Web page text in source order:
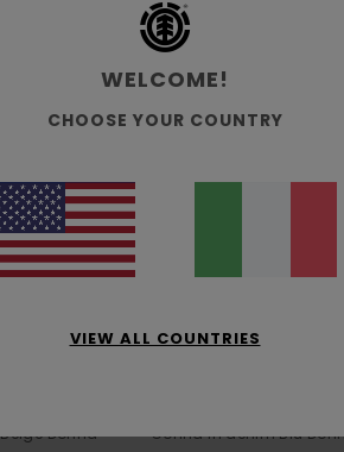
Donna Gonna in denim Blu
WELCOME!
CHOOSE YOUR COUNTRY
VIEW ALL COUNTRIES